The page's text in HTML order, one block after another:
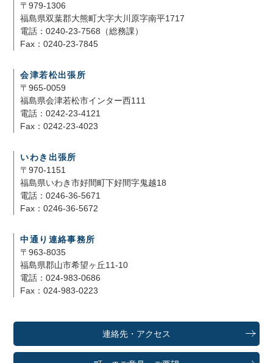
〒979-1306
福島県双葉郡大熊町大字大川原字南平1717
電話：0240-23-7568（総務課）
Fax：0240-23-7845
会津若松出張所
〒965-0059
福島県会津若松市インター西111
電話：0242-23-4121
Fax：0242-23-4023
いわき出張所
〒970-1151
福島県いわき市好間町下好間字鬼越18
電話：0246-36-5671
Fax：0246-36-5672
中通り連絡事務所
〒963-8035
福島県郡山市希望ヶ丘11-10
電話：024-983-0686
Fax：024-983-0223
連絡先・アクセス